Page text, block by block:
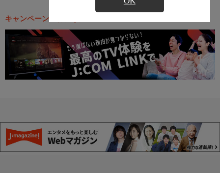
キャンペーン・お得な情報